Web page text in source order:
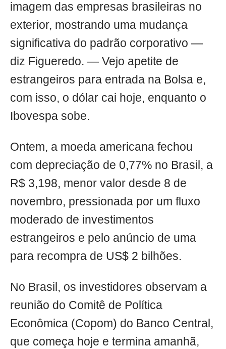
imagem das empresas brasileiras no
exterior, mostrando uma mudança
significativa do padrão corporativo —
diz Figueredo. — Vejo apetite de
estrangeiros para entrada na Bolsa e,
com isso, o dólar cai hoje, enquanto o
Ibovespa sobe.
Ontem, a moeda americana fechou
com depreciação de 0,77% no Brasil, a
R$ 3,198, menor valor desde 8 de
novembro, pressionada por um fluxo
moderado de investimentos
estrangeiros e pelo anúncio de uma
para recompra de US$ 2 bilhões.
No Brasil, os investidores observam a
reunião do Comitê de Política
Econômica (Copom) do Banco Central,
que começa hoje e termina amanhã,